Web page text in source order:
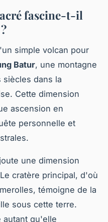
fascine-t-il
simple volcan pour
Batur, une montagne
dans la
Cette dimension
ascension en
personnelle et
une dimension
cratère principal, d'où
témoigne de la
sous cette terre.
autant qu'elle